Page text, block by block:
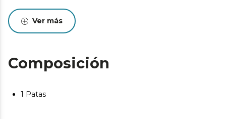
Ver más
Composición
1 Patas